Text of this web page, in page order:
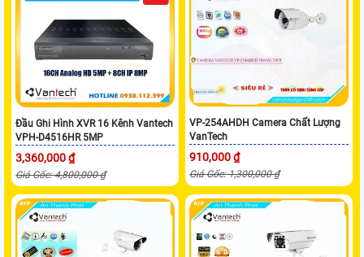
Đầu Ghi Hình XVR 16 Kênh Vantech
VPH-D4516HR 5MP
3,360,000 ₫
Giá Gốc: 4,800,000 ₫
VP-254AHDH Camera Chất Lượng
VanTech
910,000 ₫
Giá Gốc: 1,300,000 ₫